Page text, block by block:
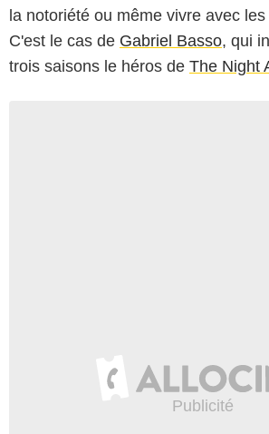
la notoriété ou même vivre avec
C'est le cas de Gabriel Basso, qui
trois saisons le héros de The Night